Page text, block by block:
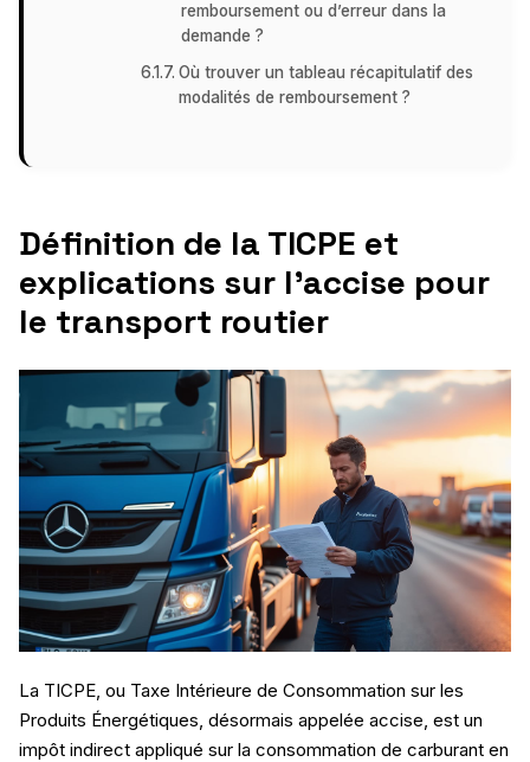
remboursement ou d’erreur dans la
demande ?
Où trouver un tableau récapitulatif des
modalités de remboursement ?
Définition de la TICPE et
explications sur l’accise pour
le transport routier
La TICPE, ou Taxe Intérieure de Consommation sur les
Produits Énergétiques, désormais appelée accise, est un
impôt indirect appliqué sur la consommation de carburant en